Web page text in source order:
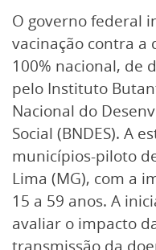
O governo federal
vacinação contra a
100% nacional, de
pelo Instituto
Nacional do
Social (BNDES). A
municípios-piloto
Lima (MG), com a
15 a 59 anos. A
avaliar o impacto